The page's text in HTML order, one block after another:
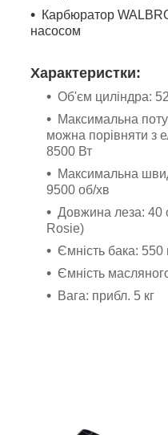
Карбюратор
насосом
Характеристки:
Об'єм циліндра:
Максимальна
можна порівняти з
8500 Вт
Максимальна
9500 об/хв
Довжина леза: 40
Rosie)
Ємність бака: 550
Ємність
Вага: прибл. 5 кг